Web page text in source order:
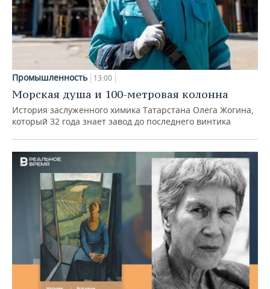
Промышленность 13:00
Морская душа и 100-метровая колонна
История заслуженного химика Татарстана Олега Жогина,
который 32 года знает завод до последнего винтика